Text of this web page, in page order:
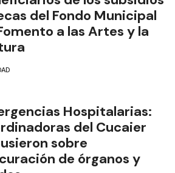
del Fondo Municipal
a las Artes y la
Hospitalarias:
del Cucaier
sobre
de órganos y